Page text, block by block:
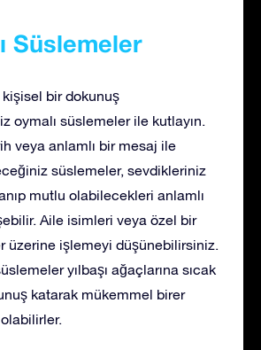
Süslemeler
kişisel bir dokunuş
oymalı süslemeler ile kutlayın.
veya anlamlı bir mesaj ile
süslemeler, sevdikleriniz
mutlu olabilecekleri anlamlı
Aile isimleri veya özel bir
üzerine işlemeyi düşünebilirsiniz.
yılbaşı ağaçlarına sıcak
katarak mükemmel birer